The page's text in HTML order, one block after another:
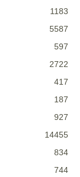
1183
5587
597
2722
417
187
927
14455
834
744